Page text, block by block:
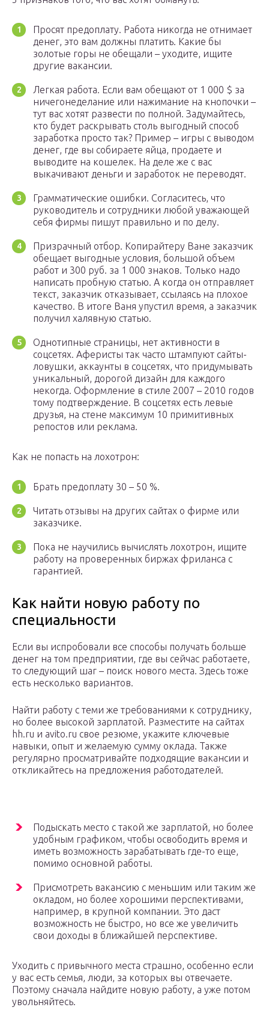
Просят предоплату. Работа никогда не отнимает
денег, это вам должны платить. Какие бы
золотые горы не обещали – уходите, ищите
другие вакансии.
Легкая работа. Если вам обещают от 1 000 $ за
ничегонеделание или нажимание на кнопочки –
тут вас хотят развести по полной. Задумайтесь,
кто будет раскрывать столь выгодный способ
заработка просто так? Пример – игры с выводом
денег, где вы собираете яйца, продаете и
выводите на кошелек. На деле же с вас
выкачивают деньги и заработок не переводят.
Грамматические ошибки. Согласитесь, что
руководитель и сотрудники любой уважающей
себя фирмы пишут правильно и по делу.
Призрачный отбор. Копирайтеру Ване заказчик
обещает выгодные условия, большой объем
работ и 300 руб. за 1 000 знаков. Только надо
написать пробную статью. А когда он отправляет
текст, заказчик отказывает, ссылаясь на плохое
качество. В итоге Ваня упустил время, а заказчик
получил халявную статью.
Однотипные страницы, нет активности в
соцсетях. Аферисты так часто штампуют сайты-
ловушки, аккаунты в соцсетях, что придумывать
уникальный, дорогой дизайн для каждого
некогда. Оформление в стиле 2007 – 2010 годов
тому подтверждение. В соцсетях есть левые
друзья, на стене максимум 10 примитивных
репостов или реклама.
Как не попасть на лохотрон:
Брать предоплату 30 – 50 %.
Читать отзывы на других сайтах о фирме или
заказчике.
Пока не научились вычислять лохотрон, ищите
работу на проверенных биржах фриланса с
гарантией.
Как найти новую работу по
специальности
Если вы испробовали все способы получать больше
денег на том предприятии, где вы сейчас работаете,
то следующий шаг – поиск нового места. Здесь тоже
есть несколько вариантов.
Найти работу с теми же требованиями к сотруднику,
но более высокой зарплатой. Разместите на сайтах
hh.ru и avito.ru свое резюме, укажите ключевые
навыки, опыт и желаемую сумму оклада. Также
регулярно просматривайте подходящие вакансии и
откликайтесь на предложения работодателей.
Подыскать место с такой же зарплатой, но более
удобным графиком, чтобы освободить время и
иметь возможность зарабатывать где-то еще,
помимо основной работы.
Присмотреть вакансию с меньшим или таким же
окладом, но более хорошими перспективами,
например, в крупной компании. Это даст
возможность не быстро, но все же увеличить
свои доходы в ближайшей перспективе.
Уходить с привычного места страшно, особенно если
у вас есть семья, люди, за которых вы отвечаете.
Поэтому сначала найдите новую работу, а уже потом
увольняйтесь.